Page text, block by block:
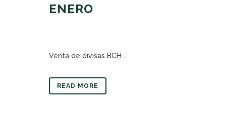
ENERO
Venta de divisas BCH...
READ MORE